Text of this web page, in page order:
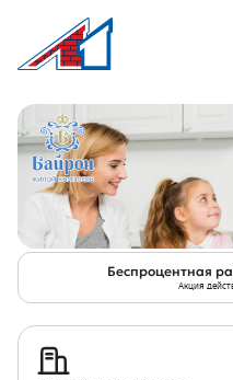
Акция
Беспроцентная
Акция